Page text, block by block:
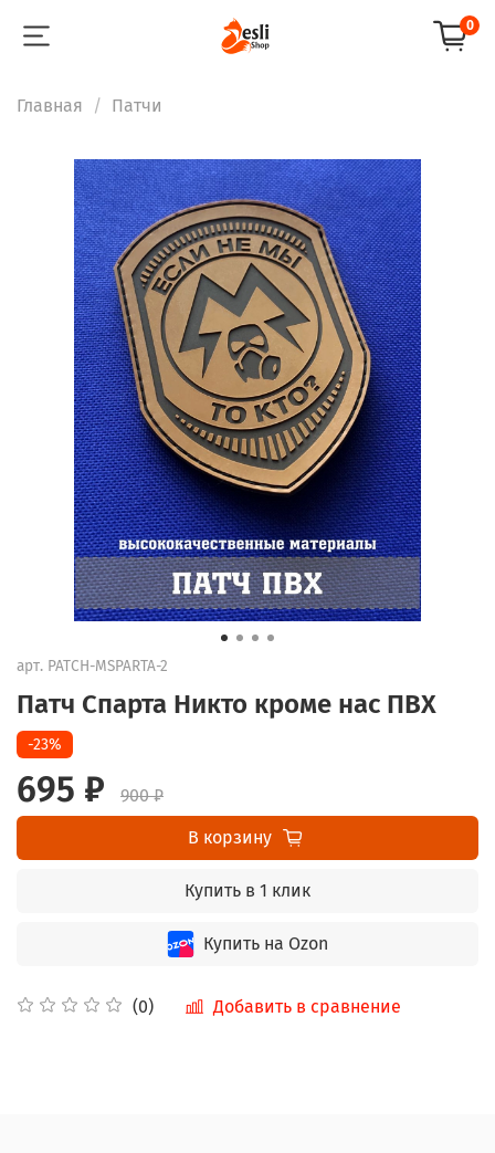
0
Главная Патчи
арт. PATCH-MSPARTA-2
Патч Спарта Никто кроме нас ПВХ
(0) Добавить в сравнение
-23%
695 ₽
900 ₽
В корзину
Купить в 1 клик
Купить на Ozon